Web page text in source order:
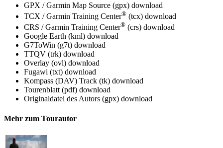
GPX / Garmin Map Source (gpx) download
TCX / Garmin Training Center® (tcx) download
CRS / Garmin Training Center® (crs) download
Google Earth (kml) download
G7ToWin (g7t) download
TTQV (trk) download
Overlay (ovl) download
Fugawi (txt) download
Kompass (DAV) Track (tk) download
Tourenblatt (pdf) download
Originaldatei des Autors (gpx) download
Mehr zum Tourautor